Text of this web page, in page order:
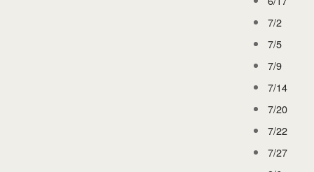
7/2
7/5
7/9
7/14
7/20
7/22
7/27